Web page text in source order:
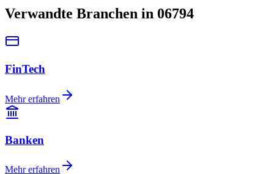
Verwandte Branchen in 06794
FinTech
Mehr erfahren
Banken
Mehr erfahren